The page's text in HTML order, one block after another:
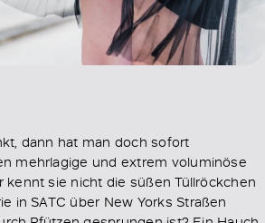
dann hat man doch sofort
mehrlagige und extrem voluminöse
kennt sie nicht die süßen Tüllröckchen
in SATC über New Yorks Straßen